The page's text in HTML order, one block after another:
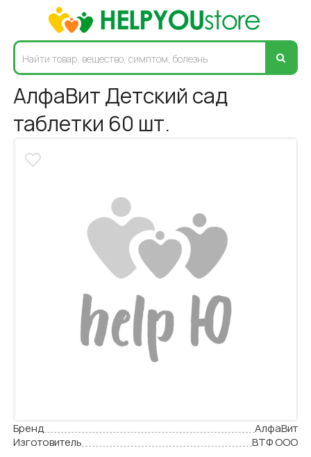
АлфаВит Детский сад
таблетки 60 шт.
Бренд
АлфаВит
Изготовитель
ВТФ ООО